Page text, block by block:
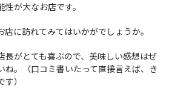
が大なお店です。
に訪れてみてはいかがでしょうか。
長がとても喜ぶので、美味しい感想はぜ
ね。（口コミ書いたって直接言えば、き
）